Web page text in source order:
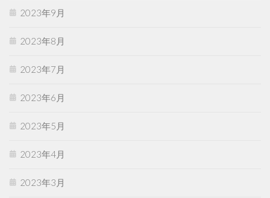
2023年9月
2023年8月
2023年7月
2023年6月
2023年5月
2023年4月
2023年3月